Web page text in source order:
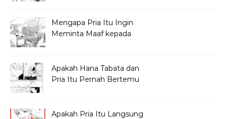
Mengapa Pria Itu Ingin
Meminta Maaf kepada
Apakah Hana Tabata dan
Pria Itu Pernah Bertemu
Apakah Pria Itu Langsung